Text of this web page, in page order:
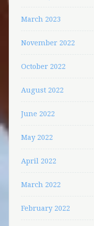
March 2023
November 2022
October 2022
August 2022
June 2022
May 2022
April 2022
March 2022
February 2022